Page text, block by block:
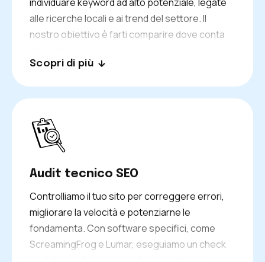
alle ricerche locali e ai trend del settore. Il
nostro obiettivo è farti comparire dove conta
Scopri di più
Audit tecnico SEO
Controlliamo il tuo sito per correggere errori,
migliorare la velocità e potenziarne le
fondamenta. Con software specifici, come
ScreamingFrog e Lumar, eseguiamo un check